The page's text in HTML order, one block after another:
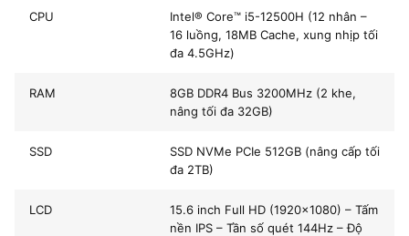
laptop này dễ dàng đáp ứng nhu cầu chơi game, học tập,
thiết kế đồ họa, và làm việc nặng.
🔹 Cấu hình chi tiết:
Intel Core i5-12500H (12 nhân, 16 luồng, xung tối đa
4.5GHz)
SSD NVMe 512GB
CPU
Intel® Core™ i5-12500H (12 nhân –
16 luồng, 18MB Cache, xung nhịp tối
đa 4.5GHz)
RAM
8GB DDR4 Bus 3200MHz (2 khe,
nâng tối đa 32GB)
SSD
SSD NVMe PCIe 512GB (nâng cấp tối
đa 2TB)
LCD
15.6 inch Full HD (1920x1080) – Tấm
nền IPS – Tần số quét 144Hz – Độ